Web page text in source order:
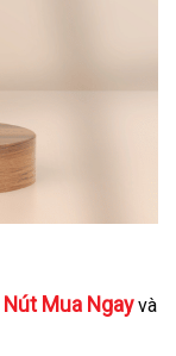
Nút Mua Ngayvà